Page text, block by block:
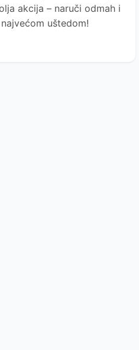
akcija – naruči odmah i
uštedom!